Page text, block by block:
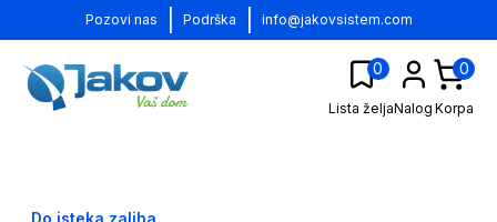
Pozovi nas Podrška info@jakovsistem.com
0
Lista željaNalog
0
Korpa
Do isteka zaliha